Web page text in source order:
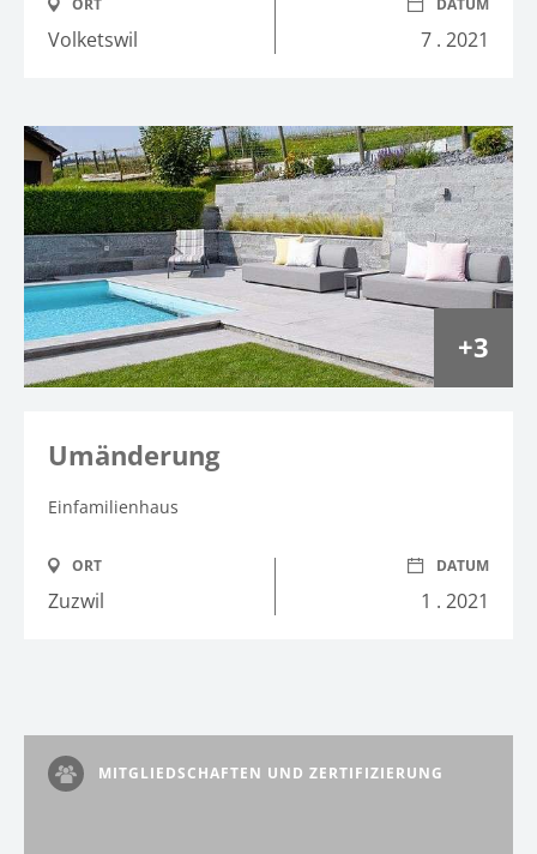
ORT
Volketswil
DATUM
7 . 2021
3
Umänderung
Einfamilienhaus
ORT
Zuzwil
DATUM
1 . 2021
MITGLIEDSCHAFTEN UND ZERTIFIZIERUNG